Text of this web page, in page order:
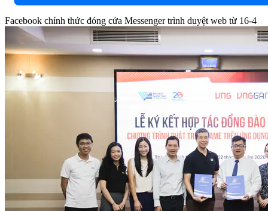
Facebook chính thức đóng cửa Messenger trình duyệt web từ 16-4